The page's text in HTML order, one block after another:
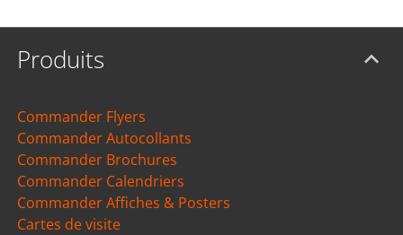
Produits
Commander Flyers
Commander Autocollants
Commander Brochures
Commander Calendriers
Commander Affiches & Posters
Cartes de visite